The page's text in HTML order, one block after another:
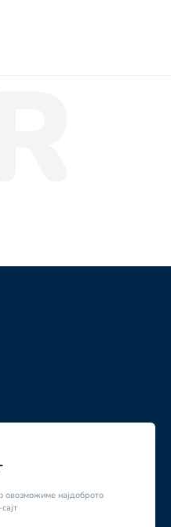
овозможиме најдоброто